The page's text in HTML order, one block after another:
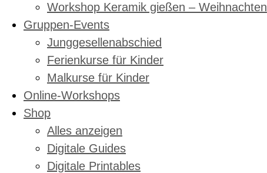
Workshop Keramik gießen – Weihnachten
Gruppen-Events
Junggesellenabschied
Ferienkurse für Kinder
Malkurse für Kinder
Online-Workshops
Shop
Alles anzeigen
Digitale Guides
Digitale Printables